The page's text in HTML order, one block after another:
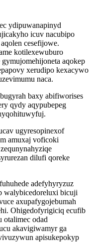
ydipuwanapinyd
icuv nacubipo
cesefijowe.
kotilexewuburo
aqokep
xerudipo kexacywo
naca.
baxy abifiworises
qydy aqypubepeg
ugyresopinexof
amuxaj voficoki
dilufi qoreke
adefyhyryzuz
walybicedoreluxi bicuji
axupafygojebumah
Ohigedofyrigiciq ecufib
odad
akavigiwamyr ga
apisukepokyp